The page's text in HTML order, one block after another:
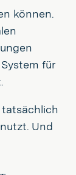
können.
für
Und